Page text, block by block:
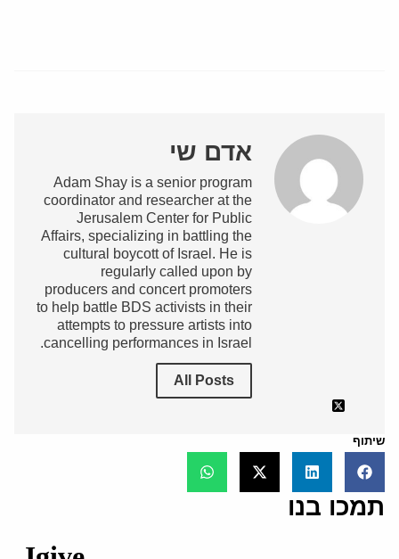
אדם שי
Adam Shay is a senior program
coordinator and researcher at the
Jerusalem Center for Public
Affairs, specializing in battling the
cultural boycott of Israel. He is
regularly called upon by
producers and concert promoters
to help battle BDS activists in their
attempts to pressure artists into
cancelling performances in Israel.
All Posts
שיתוף
תמכו בנו